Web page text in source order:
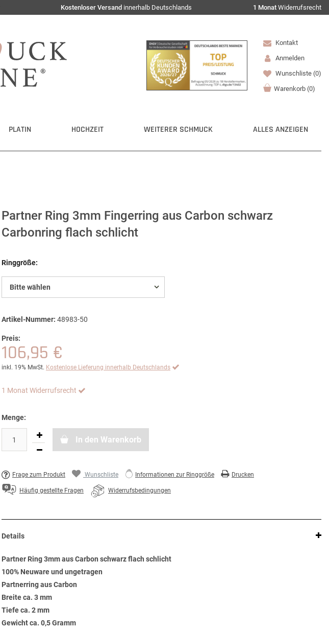
Kostenloser Versand innerhalb Deutschlands 1 Monat Widerrufsrecht
Kontakt
Anmelden
Wunschliste (0)
Warenkorb (0)
PLATIN HOCHZEIT WEITERER SCHMUCK ALLES ANZEIGEN
Partner Ring 3mm Fingerring aus Carbon schwarz
Carbonring flach schlicht
Ringgröße:
Bitte wählen
Artikel-Nummer: 48983-50
Preis:
106,95 €
inkl. 19% MwSt. Kostenlose Lieferung innerhalb Deutschlands
1 Monat Widerrufsrecht
Menge:
In den Warenkorb
Frage zum Produkt Wunschliste Informationen zur Ringgröße Drucken
Häufig gestellte Fragen Widerrufsbedingungen
Details
Partner Ring 3mm aus Carbon schwarz flach schlicht
100% Neuware und ungetragen
Partnerring aus Carbon
Breite ca. 3 mm
Tiefe ca. 2 mm
Gewicht ca. 0,5 Gramm